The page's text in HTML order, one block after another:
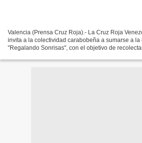
Valencia (Prensa Cruz Roja).- La Cruz Roja
invita a la colectividad carabobeña a sumarse a
"Regalando Sonrisas", con el objetivo de